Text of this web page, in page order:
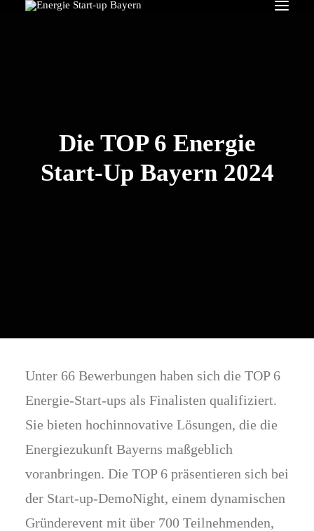
Die TOP 6 Energie
Start-Up Bayern 2024
Unter 66 Bewerbungen haben sich die TOP 6
Energie-Start-ups als Finalisten qualifiziert.
Sie bieten hochinnovative Lösungen, die die
Energiezukunft Bayerns maßgeblich
voranbringen. Die TOP 6 präsentieren sich bei
der Start-up-DemoNight, einem dynamischen
Gründerevent mit über 700 Teilnehmenden,